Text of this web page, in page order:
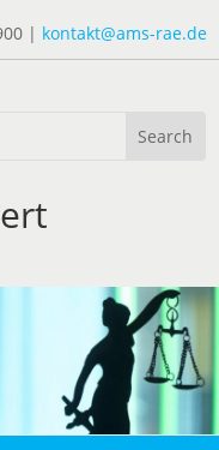
| kontakt@ams-rae.de